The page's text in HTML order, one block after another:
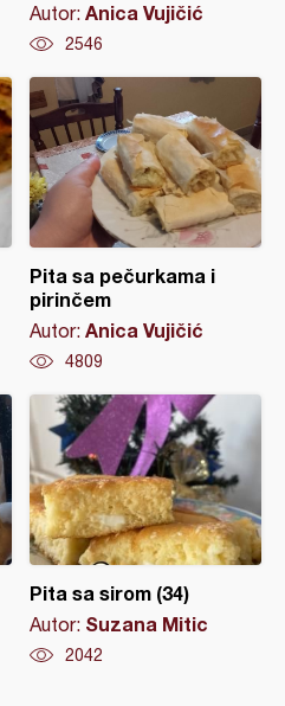
Autor: Anica Vujičić
2546
Pita sa pečurkama i
pirinčem
Autor: Anica Vujičić
4809
Pita sa sirom (34)
Autor: Suzana Mitic
2042